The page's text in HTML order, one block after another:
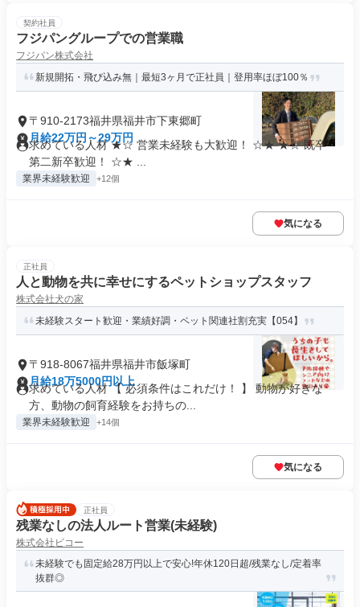
契約社員
フジパングループでの営業職
フジパン株式会社
新規開拓・飛び込み無｜最短3ヶ月で正社員｜登用率ほぼ100％
〒910-2173福井県福井市下東郷町
月給22万円～29万円
求めている人材 ★☆ 営業未経験も大歓迎！ ☆★ ★☆ 既卒・
第二新卒歓迎！ ☆★ ...
業界未経験歓迎 +12個
気になる
正社員
人と動物を共に幸せにするペットショップスタッフ
株式会社犬の家
未経験スタート歓迎・業績好調・ペット関連社割充実【054】
〒918-8067福井県福井市飯塚町
月給18万5000円以上
求めている人材 【 必須条件はこれだけ！ 】 動物が好きな
方、動物の飼育経験をお持ちの...
業界未経験歓迎 +14個
気になる
正社員
残業なしの法人ルート営業(未経験)
株式会社ビコー
未経験でも固定給28万円以上で安心!年休120日超/残業なし/定着率
抜群◎